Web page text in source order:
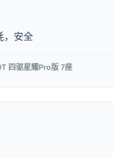
，安全
四驱星耀Pro版 7座